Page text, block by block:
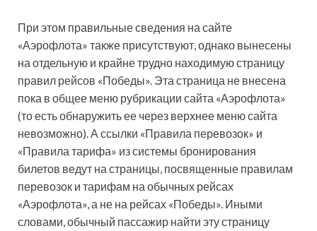
При этом правильные сведения на сайте
«Аэрофлота» также присутствуют, однако вынесены
на отдельную и крайне трудно находимую страницу
правил рейсов «Победы». Эта страница не внесена
пока в общее меню рубрикации сайта «Аэрофлота»
(то есть обнаружить ее через верхнее меню сайта
невозможно). А ссылки «Правила перевозок» и
«Правила тарифа» из системы бронирования
билетов ведут на страницы, посвященные правилам
перевозок и тарифам на обычных рейсах
«Аэрофлота», а не на рейсах «Победы». Иными
словами, обычный пассажир найти эту страницу